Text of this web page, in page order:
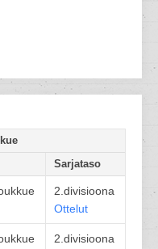
Sarjataso
2.divisioona
Ottelut
2.divisioona